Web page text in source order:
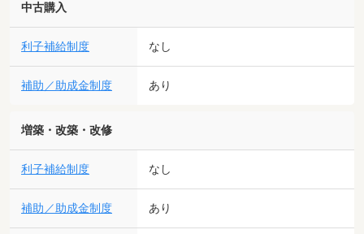
中古購入
利子補給制度 なし
補助／助成金制度 あり
増築・改築・改修
利子補給制度 なし
補助／助成金制度 あり